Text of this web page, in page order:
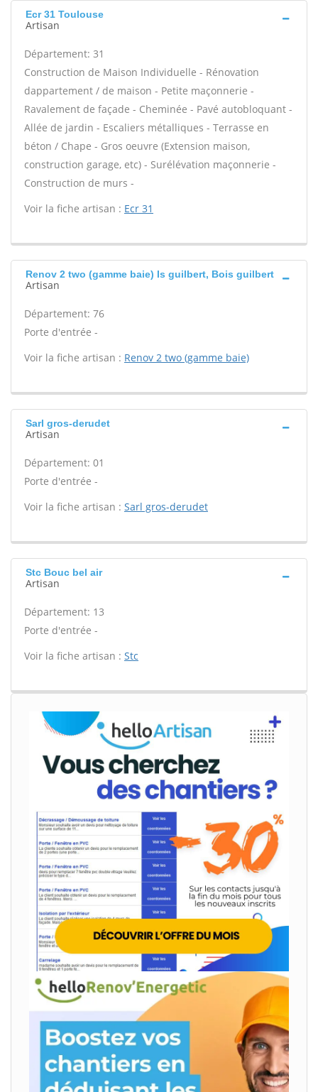
Ecr 31 Toulouse
Artisan
Département: 31
Construction de Maison Individuelle - Rénovation
dappartement / de maison - Petite maçonnerie -
Ravalement de façade - Cheminée - Pavé autobloquant -
Allée de jardin - Escaliers métalliques - Terrasse en
béton / Chape - Gros oeuvre (Extension maison,
construction garage, etc) - Surélévation maçonnerie -
Construction de murs -
Voir la fiche artisan : Ecr 31
Renov 2 two (gamme baie) Is guilbert, Bois guilbert
Artisan
Département: 76
Porte d'entrée -
Voir la fiche artisan : Renov 2 two (gamme baie)
Sarl gros-derudet
Artisan
Département: 01
Porte d'entrée -
Voir la fiche artisan : Sarl gros-derudet
Stc Bouc bel air
Artisan
Département: 13
Porte d'entrée -
Voir la fiche artisan : Stc